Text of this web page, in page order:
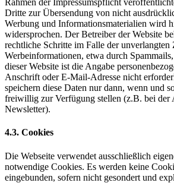
Rahmen der Impressumspflicht
Dritte zur Übersendung von nicht
Werbung und Informationsmaterialien wird
widersprochen. Der Betreiber der Website
rechtliche Schritte im Falle der unverlangten
Werbeinformationen, etwa durch
dieser Website ist die Angabe
Anschrift oder E-Mail-Adresse nicht
speichern diese Daten nur dann, wenn und
freiwillig zur Verfügung stellen (z.B. bei der
Newsletter).
4.3. Cookies
Die Webseite verwendet ausschließlich
notwendige Cookies. Es werden keine
eingebunden, sofern nicht gesondert und